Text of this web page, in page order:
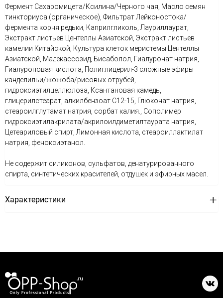
Фермент Сахаромицета/Ксилина/Черного чая, Масло семян
тинкториуса (органическое), Фильтрат Лейконостока/
фермента корня редьки, Каприлгликоль, Лауриллаурат,
Экстракт листьев Центеллы Азиатской, Экстракт листьев
камелии Китайской, Культура клеток меристемы Центеллы
Азиатской, Мадекассозид, Бисаболол, Гиалуронат натрия,
Гиалуроновая кислота, Полиглицерил-3 сложные эфиры
канделильи/жожоба/рисовых отрубей,
гидроксиэтилцеллюлоза, Ксантановая камедь,
глицерилстеарат, алкилбензоат С12-15, Глюконат натрия,
стеароилглутамат натрия, сорбат калия., Сополимер
гидроксиэтилакрилата/акрилоилдиметилтаурата натрия,
Цетеариловый спирт, Лимонная кислота, стеароиллактилат
натрия, феноксиэтанол.
Не содержит силиконов, сульфатов, денатурированного
спирта, синтетических красителей, отдушек и эфирных масел.
Характеристики